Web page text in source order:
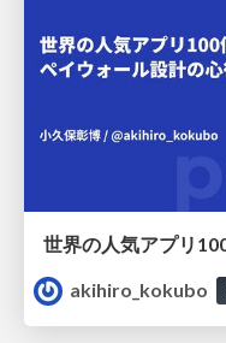
akihiro_kokubo